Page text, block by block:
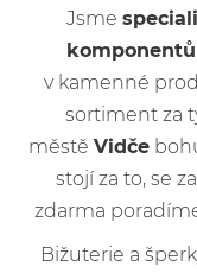
Jsme
komponentů
v kamenné
sortiment za
městě Vidče
stojí za to, se
zdarma
Bižuterie a